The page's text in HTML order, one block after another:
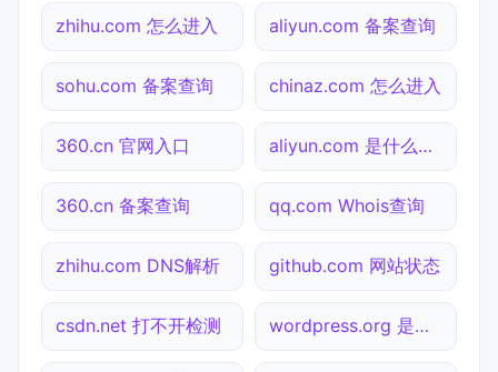
zhihu.com 怎么进入 aliyun.com 备案查询
sohu.com 备案查询 chinaz.com 怎么进入
360.cn 官网入口 aliyun.com 是什么网站
360.cn 备案查询 qq.com Whois查询
zhihu.com DNS解析 github.com 网站状态
csdn.net 打不开检测 wordpress.org 是什么网站